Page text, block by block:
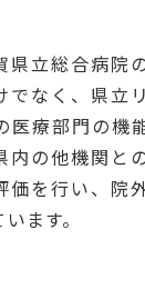
県立総合病院
でなく、県立
医療部門の機
内の他機関と
価を行い、院
ます。